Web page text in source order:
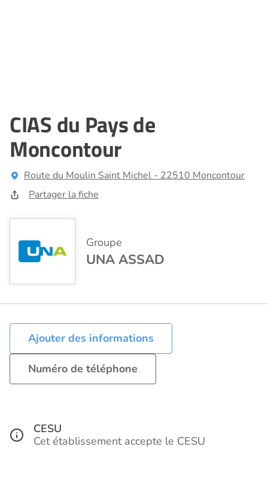
CIAS du Pays de
Moncontour
Route du Moulin Saint Michel - 22510 Moncontour
Partager la fiche
Groupe
UNA ASSAD
Ajouter des informations
Numéro de téléphone
CESU
Cet établissement accepte le CESU